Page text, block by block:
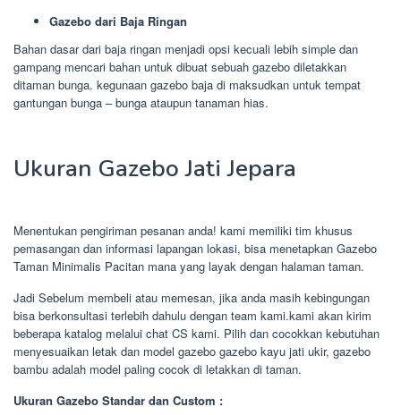
Gazebo dari Baja Ringan
Bahan dasar dari baja ringan menjadi opsi kecuali lebih simple dan
gampang mencari bahan untuk dibuat sebuah gazebo diletakkan
ditaman bunga. kegunaan gazebo baja di maksudkan untuk tempat
gantungan bunga – bunga ataupun tanaman hias.
Ukuran Gazebo Jati Jepara
Menentukan pengiriman pesanan anda! kami memiliki tim khusus
pemasangan dan informasi lapangan lokasi, bisa menetapkan Gazebo
Taman Minimalis Pacitan mana yang layak dengan halaman taman.
Jadi Sebelum membeli atau memesan, jika anda masih kebingungan
bisa berkonsultasi terlebih dahulu dengan team kami.kami akan kirim
beberapa katalog melalui chat CS kami. Pilih dan cocokkan kebutuhan
menyesuaikan letak dan model gazebo gazebo kayu jati ukir, gazebo
bambu adalah model paling cocok di letakkan di taman.
Ukuran Gazebo Standar dan Custom :